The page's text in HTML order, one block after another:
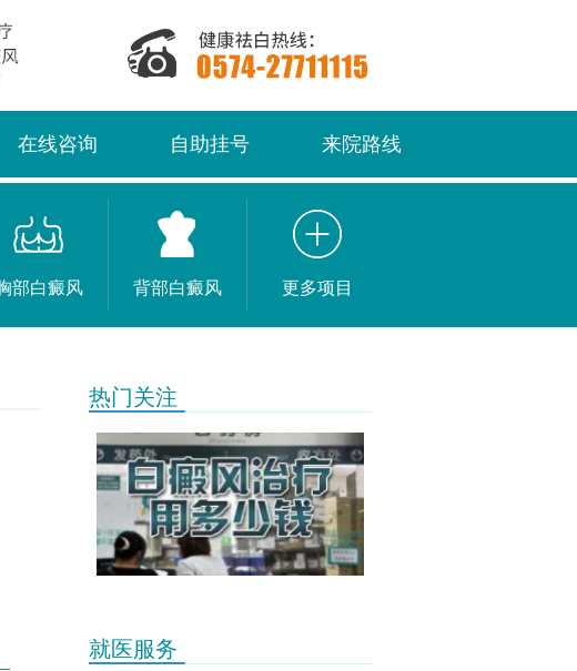
在线咨询 自助挂号 来院路线
部白癜风 背部白癜风 更多项目
热门关注
就医服务